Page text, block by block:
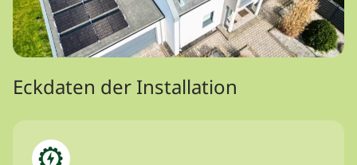
Eckdaten der Installation